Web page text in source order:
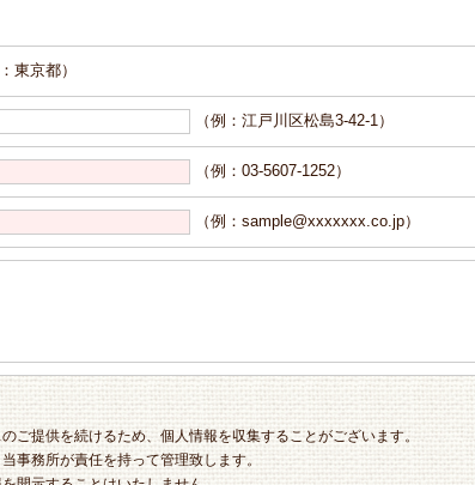
東京都）
（例：江戸川区松島3-42-1）
（例：03-5607-1252）
（例：sample@xxxxxxx.co.jp）
ご提供を続けるため、個人情報を収集することがございます。
事務所が責任を持って管理致します。